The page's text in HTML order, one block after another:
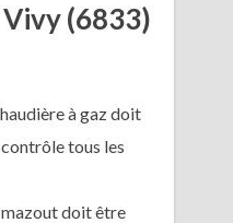
(6833)
à gaz doit
contrôle tous les
mazout doit être